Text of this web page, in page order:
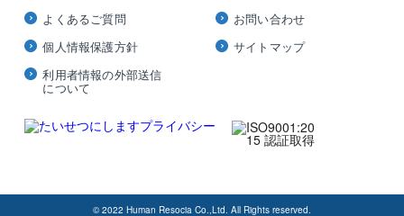
よくあるご質問
個人情報保護方針
利用者情報の外部送信
について
お問い合わせ
サイトマップ
© 2022 Human Resocia Co.,Ltd. All Rights reserved.